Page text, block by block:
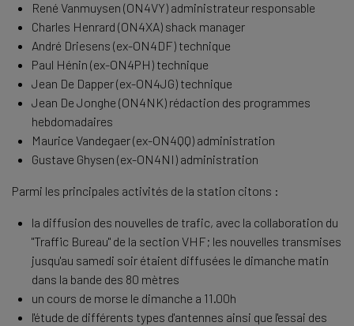
René Vanmuysen (ON4VY) administrateur responsable
Charles Henrard (ON4XA) shack manager
André Driesens (ex-ON4DF) technique
Paul Hénin (ex-ON4PH) technique
Jean De Dapper (ex-ON4JG) technique
Jean De Jonghe (ON4NK) rédaction des programmes
hebdomadaires
Maurice Vandegaer (ex-ON4QQ) administration
Gustave Ghysen (ex-ON4NI) administration
Parmi les principales activités de la station citons :
la diffusion des nouvelles de trafic, avec la collaboration du
"Traffic Bureau" de la section VHF; les nouvelles transmises
jusqu'au samedi soir étaient diffusées le dimanche matin
dans la bande des 80 mètres
un cours de morse le dimanche a 11.00h
l'étude de différents types d'antennes ainsi que l'essai des